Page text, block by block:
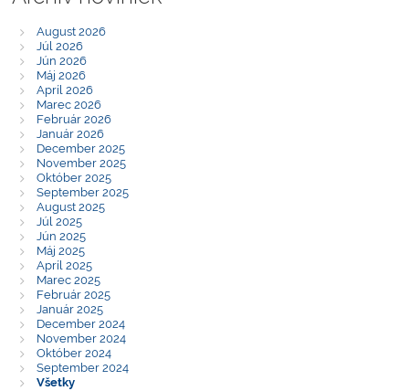
August 2026
Júl 2026
Jún 2026
Máj 2026
Apríl 2026
Marec 2026
Február 2026
Január 2026
December 2025
November 2025
Október 2025
September 2025
August 2025
Júl 2025
Jún 2025
Máj 2025
Apríl 2025
Marec 2025
Február 2025
Január 2025
December 2024
November 2024
Október 2024
September 2024
Všetky